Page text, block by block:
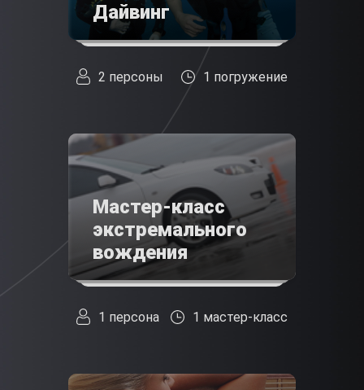
Дайвинг
2 персоны 1 погружение
Мастер-класс
экстремального
вождения
1 персона 1 мастер-класс